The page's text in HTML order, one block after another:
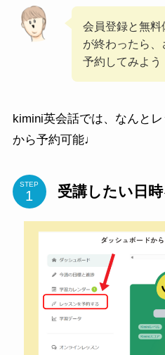
会員登録と無料
が終わったら
予約してみよう
kimini英会話では、なんと
から予約可能♩
STEP 受講したい日